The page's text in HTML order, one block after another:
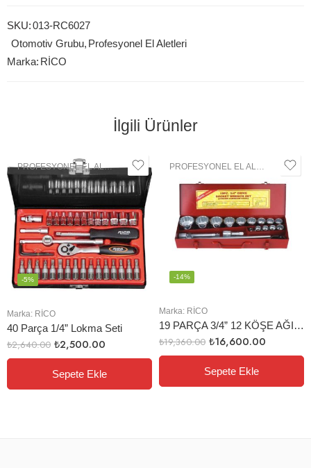
SKU:013-RC6027
Otomotiv Grubu, Profesyonel El Aletleri
Marka: RİCO
İlgili Ürünler
PROFESYONEL EL ALETLERI , LOKMA GRUBU
Marka: RİCO
40 Parça 1/4” Lokma Seti
-5%
₺2,640.00 ₺2,500.00
Sepete Ekle
,
Marka: RİCO
19 PARÇA 3/4” 12 KÖŞE AĞIR LOKMA SETİ
-14%
₺19,360.00 ₺16,600.00
Sepete Ekle